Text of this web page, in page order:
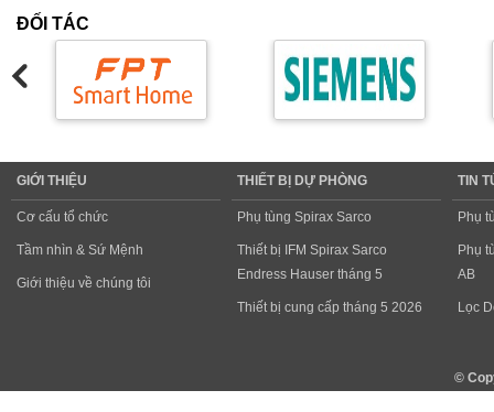
ĐỐI TÁC
GIỚI THIỆU
Cơ cấu tổ chức
Tầm nhìn & Sứ Mệnh
Giới thiệu về chúng tôi
THIẾT BỊ DỰ PHÒNG
Phụ tùng Spirax Sarco
Thiết bị IFM Spirax Sarco
Endress Hauser tháng 5
Thiết bị cung cấp tháng 5 2026
TIN
Phụ
Phụ
AB
Lọc
©